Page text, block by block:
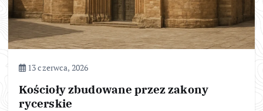
13 czerwca, 2026
Kościoły zbudowane przez zakony
rycerskie